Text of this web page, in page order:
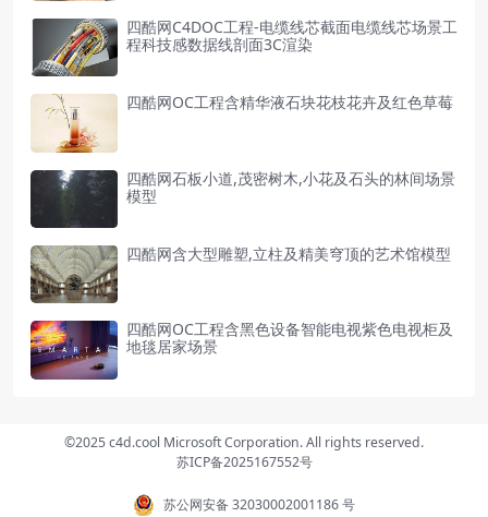
四酷网C4DOC工程-电缆线芯截面电缆线芯场景工
程科技感数据线剖面3C渲染
四酷网OC工程含精华液石块花枝花卉及红色草莓
四酷网石板小道,茂密树木,小花及石头的林间场景
模型
四酷网含大型雕塑,立柱及精美穹顶的艺术馆模型
四酷网OC工程含黑色设备智能电视紫色电视柜及
地毯居家场景
©2025 c4d.cool Microsoft Corporation. All rights reserved.
苏ICP备2025167552号
苏公网安备 32030002001186 号